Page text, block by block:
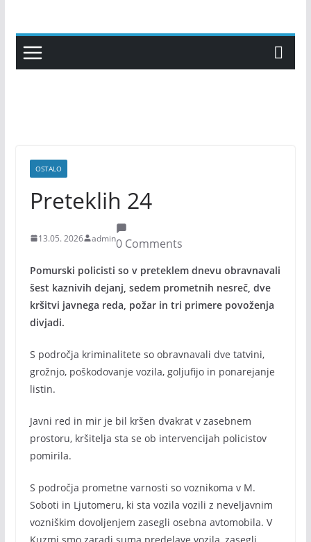
content
OSTALO
Preteklih 24
13.05. 2026 admin0 Comments
Pomurski policisti so v preteklem dnevu obravnavali
šest kaznivih dejanj, sedem prometnih nesreč, dve
kršitvi javnega reda, požar in tri primere povoženja
divjadi.
S področja kriminalitete so obravnavali dve tatvini,
grožnjo, poškodovanje vozila, goljufijo in ponarejanje
listin.
Javni red in mir je bil kršen dvakrat v zasebnem
prostoru, kršitelja sta se ob intervencijah policistov
pomirila.
S področja prometne varnosti so voznikoma v M.
Soboti in Ljutomeru, ki sta vozila vozili z neveljavnim
vozniškim dovoljenjem zasegli osebna avtomobila. V